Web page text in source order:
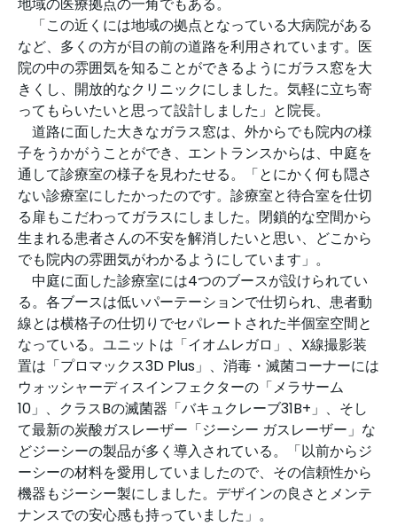
「この近くには地域の拠点となっている大病院がある
など、多くの方が目の前の道路を利用されています。医
院の中の雰囲気を知ることができるようにガラス窓を大
きくし、開放的なクリニックにしました。気軽に立ち寄
ってもらいたいと思って設計しました」と院長。
道路に面した大きなガラス窓は、外からでも院内の様
子をうかがうことができ、エントランスからは、中庭を
通して診療室の様子を見わたせる。「とにかく何も隠さ
ない診療室にしたかったのです。診療室と待合室を仕切
る扉もこだわってガラスにしました。閉鎖的な空間から
生まれる患者さんの不安を解消したいと思い、どこから
でも院内の雰囲気がわかるようにしています」。
中庭に面した診療室には4つのブースが設けられてい
る。各ブースは低いパーテーションで仕切られ、患者動
線とは横格子の仕切りでセパレートされた半個室空間と
なっている。ユニットは「イオムレガロ」、X線撮影装
置は「プロマックス3D Plus」、消毒・滅菌コーナーには
ウォッシャーディスインフェクターの「メラサーム
10」、クラスBの滅菌器「バキュクレーブ31B+」、そし
て最新の炭酸ガスレーザー「ジーシー ガスレーザー」な
どジーシーの製品が多く導入されている。「以前からジ
ーシーの材料を愛用していましたので、その信頼性から
機器もジーシー製にしました。デザインの良さとメンテ
ナンスでの安心感も持っていました」。